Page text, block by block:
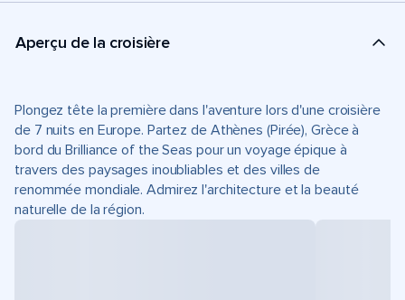
Aperçu de la croisière
Plongez tête la première dans l'aventure lors d'une croisière
de 7 nuits en Europe. Partez de Athènes (Pirée), Grèce à
bord du Brilliance of the Seas pour un voyage épique à
travers des paysages inoubliables et des villes de
renommée mondiale. Admirez l'architecture et la beauté
naturelle de la région.